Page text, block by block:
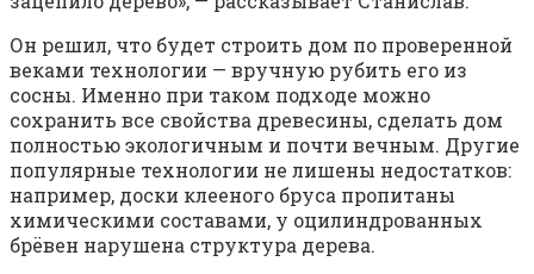
Он решил, что будет строить дом по проверенной
веками технологии — вручную рубить его из
сосны. Именно при таком подходе можно
сохранить все свойства древесины, сделать дом
полностью экологичным и почти вечным. Другие
популярные технологии не лишены недостатков:
например, доски клееного бруса пропитаны
химическими составами, у оцилиндрованных
брёвен нарушена структура дерева.